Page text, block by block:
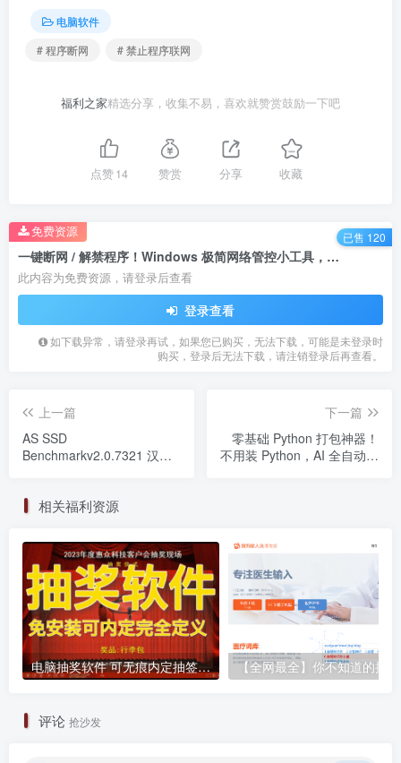
电脑软件
# 程序断网
# 禁止程序联网
福利之家精选分享，收集不易，喜欢就赞赏鼓励一下吧
点赞14 赞赏 分享 收藏
一键断网 / 解禁程序！Windows 极简网络管控小工具，右键直接锁联网🔥
此内容为免费资源，请登录后查看
登录查看
如下载异常，请登录再试，如果您已购买，无法下载，可能是未登录时
购买，登录后无法下载，请注销登录后再查看。
免费资源 已售 120
上一篇
AS SSD
Benchmarkv2.0.7321 汉化
下一篇
零基础 Python 打包神器！
不用装 Python，AI 全自动一
相关福利资源
电脑抽奖软件 可无痕内定抽签程序电子系统 晚会活动婚庆年会随机大屏幕滚动实时保存 附抽奖背景图片红色喜庆精选图片51张
评论 抢沙发